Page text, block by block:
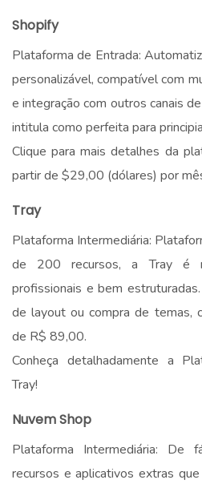
Shopify
Plataforma de Entrada:
personalizável, compatível com
e integração com outros canais
intitula como perfeita para
Clique para mais detalhes da
partir de $29,00 (dólares) por
Tray
Plataforma Intermediária:
de 200 recursos, a Tray é
profissionais e bem
de layout ou compra de temas,
de R$ 89,00.
Conheça detalhadamente a
Tray!
Nuvem Shop
Plataforma Intermediária: De
recursos e aplicativos extras